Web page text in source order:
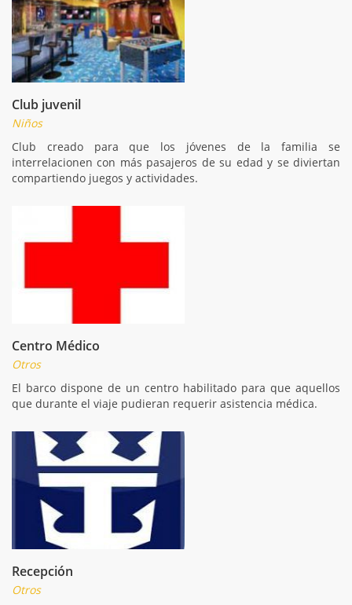
Club juvenil
Niños
Club creado para que los jóvenes de la familia se
interrelacionen con más pasajeros de su edad y se diviertan
compartiendo juegos y actividades.
Centro Médico
Otros
El barco dispone de un centro habilitado para que aquellos
que durante el viaje pudieran requerir asistencia médica.
Recepción
Otros